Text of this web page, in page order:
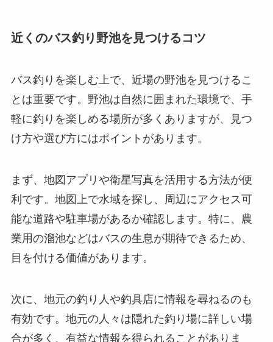
近くのバス釣り野池を見つけるコツ
バス釣りを楽しむ上で、近場の野池を見つけるこ
とは重要です。野池は自然に囲まれた環境で、手
軽に釣りを楽しめる場所が多くありますが、見つ
け方や選び方にはポイントがあります。
まず、地図アプリや衛星写真を活用する方法が便
利です。地図上で水域を探し、周辺にアクセス可
能な道路や駐車場があるか確認します。特に、農
業用の溜池などはバスの生息が期待できるため、
目を付ける価値があります。
次に、地元の釣り人や釣具店に情報を尋ねるのも
有効です。地元の人々は隠れた釣り場に詳しい場
合が多く、有益な情報を得られることがありま